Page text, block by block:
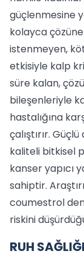
güçlenmesine
kolayca
istenmeyen,
etkisiyle kalp
süre kalan,
bileşenleriyle
hastalığına
çalıştırır.
kaliteli bitkisel
kanser yapıcı
sahiptir.
coumestrol
riskini
RUH